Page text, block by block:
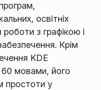
освітніх
з графікою і
Крім
KDE
60 мовами, його
простоти у